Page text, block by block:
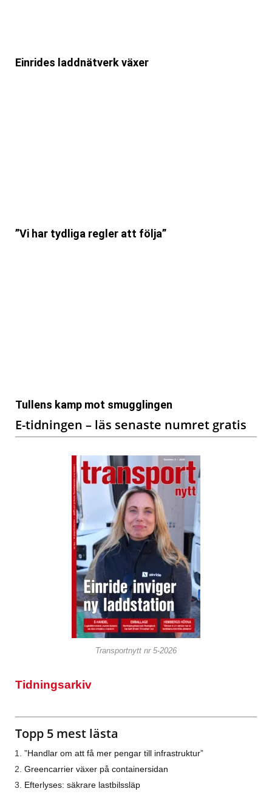
Einrides laddnätverk växer
”Vi har tydliga regler att följa”
Tullens kamp mot smugglingen
E-tidningen – läs senaste numret gratis
Transportnytt nr 5-2026
Tidningsarkiv
Topp 5 mest lästa
”Handlar om att få mer pengar till infrastruktur”
Greencarrier växer på containersidan
Efterlyses: säkrare lastbilssläp